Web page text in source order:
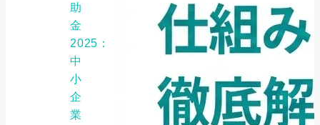
助
金
2025：
中
小
企
業